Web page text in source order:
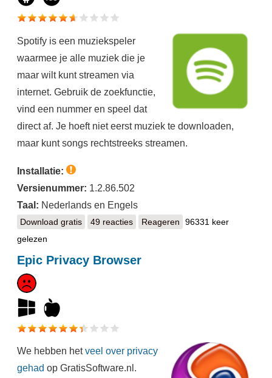
Spotify is een muziekspeler
waarmee je alle muziek die je
maar wilt kunt streamen via
internet. Gebruik de zoekfunctie,
vind een nummer en speel dat
direct af. Je hoeft niet eerst muziek te downloaden,
maar kunt songs rechtstreeks streamen.
Installatie:
Versienummer: 1.2.86.502
Taal: Nederlands en Engels
Download gratisSpotify
49 reacties Reageren
96331 keer
gelezen
Epic Privacy Browser
We hebben hetveel over privacy
gehad op GratisSoftware.nl.